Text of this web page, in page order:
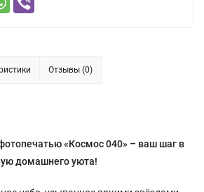
Отзывы (0)
«Космос 040» – ваш шаг в
домашнего уюта!